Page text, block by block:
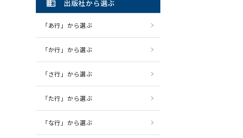
domain 出版社から選ぶ
「あ行」から選ぶ
「か行」から選ぶ
「さ行」から選ぶ
「た行」から選ぶ
「な行」から選ぶ